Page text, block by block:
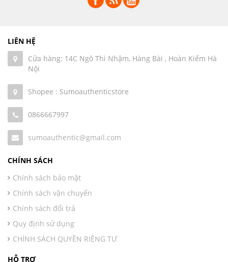
LIÊN HỆ
Cửa hàng: 14C Ngô Thì Nhậm, Hàng Bài , Hoàn Kiếm Hà
Nội
Shopee : Sumoauthenticstore
0866667997
sumoauthentic@gmail.com
CHÍNH SÁCH
Chính sách bảo mật
Chính sách vận chuyển
Chính sách đổi trả
Quy định sử dụng
CHÍNH SÁCH QUYỀN RIÊNG TƯ
HỖ TRỢ